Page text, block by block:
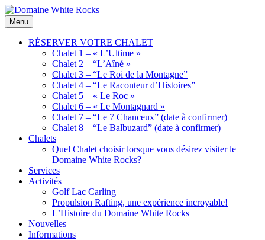
Skip
to
content
Domaine
White
Location
de
Chalets
Menu
RÉSERVER VOTRE CHALET
Chalet 1 – « L’Ultime »
Chalet 2 – “L’Aîné »
Chalet 3 – “Le Roi de la Montagne”
Chalet 4 – “Le Raconteur d’Histoires”
Chalet 5 – « Le Roc »
Chalet 6 – « Le Montagnard »
Chalet 7 – “Le 7 Chanceux” (date à confirmer)
Chalet 8 – “Le Balbuzard” (date à confirmer)
Chalets
Quel Chalet choisir lorsque vous désirez visiter le
Domaine White Rocks?
Services
Activités
Golf Lac Carling
Propulsion Rafting, une expérience incroyable!
L’Histoire du Domaine White Rocks
Nouvelles
Informations